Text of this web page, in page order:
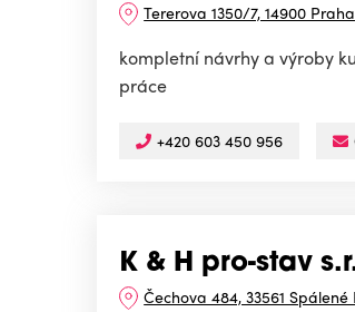
Tererova 1350/7, 14900 Praha
kompletní návrhy a výroby
práce
+420 603 450 956
K & H pro-stav
Čechova 484, 33561 Spálené